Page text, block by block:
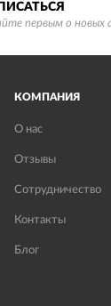
первым о новых
КОМПАНИЯ
О нас
Отзывы
Сотрудничество
Контакты
Блог